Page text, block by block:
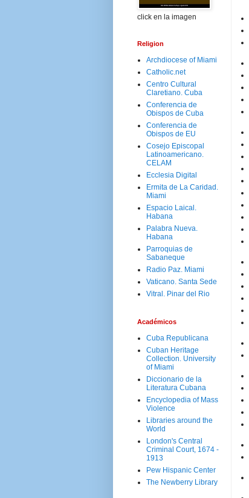
click en la imagen
Religion
Archdiocese of Miami
Catholic.net
Centro Cultural
Claretiano. Cuba
Conferencia de
Obispos de Cuba
Conferencia de
Obispos de EU
Cosejo Episcopal
Latinoamericano.
CELAM
Ecclesia Digital
Ermita de La Caridad.
Miami
Espacio Laical.
Habana
Palabra Nueva.
Habana
Parroquias de
Sabaneque
Radio Paz. Miami
Vaticano. Santa Sede
Vitral. Pinar del Rio
Académicos
Cuba Republicana
Cuban Heritage
Collection. University
of Miami
Diccionario de la
Literatura Cubana
Encyclopedia of Mass
Violence
Libraries around the
World
London's Central
Criminal Court, 1674 -
1913
Pew Hispanic Center
The Newberry Library